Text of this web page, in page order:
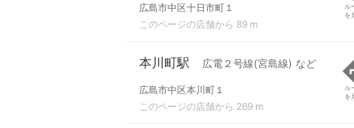
広島市中区十日市町１
このページの店舗から 89 m
ル
を
本川町駅 広電２号線(宮島線) など
広島市中区本川町１
このページの店舗から 269 m
ル
を